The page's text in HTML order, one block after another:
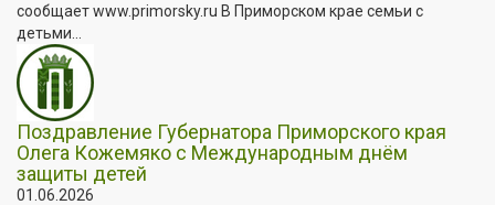
сообщает www.primorsky.ru В Приморском крае семьи с
детьми...
Поздравление Губернатора Приморского края
Олега Кожемяко с Международным днём
защиты детей
01.06.2026